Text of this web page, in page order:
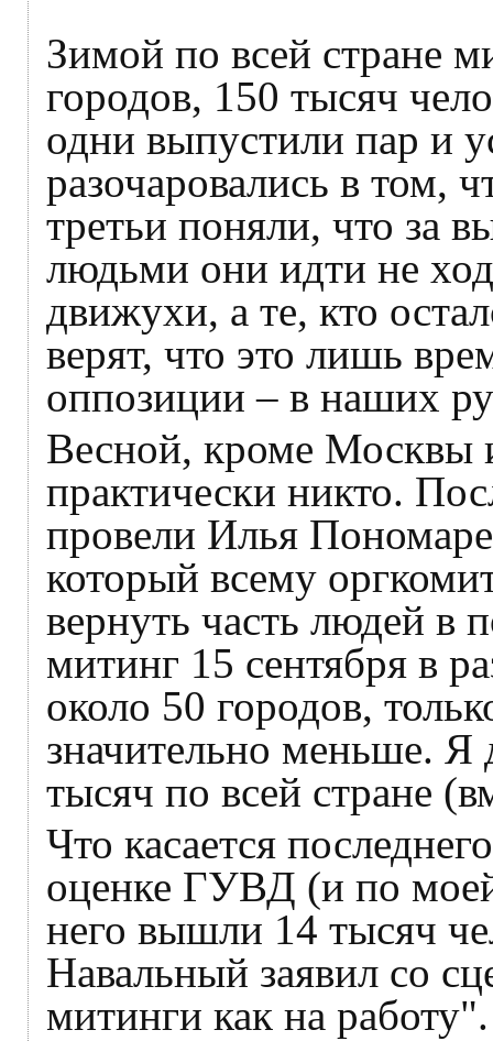
Зимой по всей стране
городов, 150 тысяч
одни выпустили пар и
разочаровались в том,
третьи поняли, что за
людьми они идти не
движухи, а те, кто
верят, что это лишь
оппозиции – в наших
Весной, кроме Москвы
практически никто.
провели Илья
который всему
вернуть часть людей в
митинг 15 сентября в
около 50 городов,
значительно меньше.
тысяч по всей стране
Что касается
оценке ГУВД (и по
него вышли 14 тысяч
Навальный заявил со
митинги как на работу".